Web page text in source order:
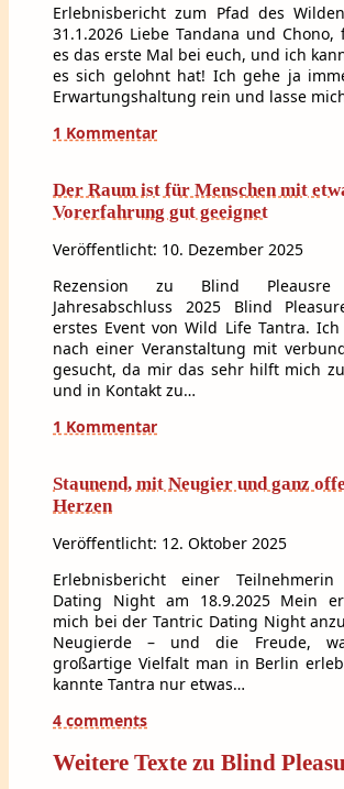
Erlebnisbericht zum Pfad des
31.1.2026 Liebe Tandana und
es das erste Mal bei euch, und ich
es sich gelohnt hat! Ich gehe ja
Erwartungshaltung rein und lasse
1 Kommentar
Der Raum ist für Menschen mit
Vorerfahrung gut geeignet
Veröffentlicht: 10. Dezember 2025
Rezension zu Blind
Jahresabschluss 2025 Blind
erstes Event von Wild Life Tantra.
nach einer Veranstaltung mit
gesucht, da mir das sehr hilft mich
und in Kontakt zu…
1 Kommentar
Staunend, mit Neugier und ganz
Herzen
Veröffentlicht: 12. Oktober 2025
Erlebnisbericht einer
Dating Night am 18.9.2025 Mein
mich bei der Tantric Dating Night
Neugierde – und die Freude,
großartige Vielfalt man in Berlin
kannte Tantra nur etwas…
4 comments
Weitere Texte zu Blind